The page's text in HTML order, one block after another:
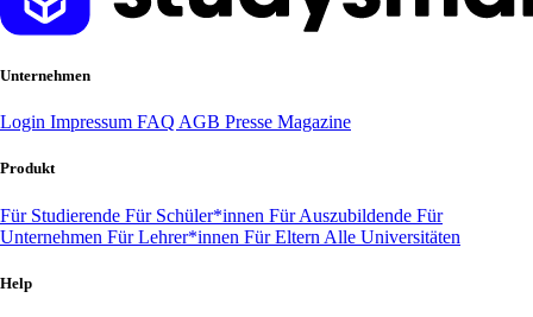
Unternehmen
Login Impressum FAQ AGB Presse Magazine
Produkt
Für Studierende Für Schüler*innen Für Auszubildende Für
Unternehmen Für Lehrer*innen Für Eltern Alle Universitäten
Help